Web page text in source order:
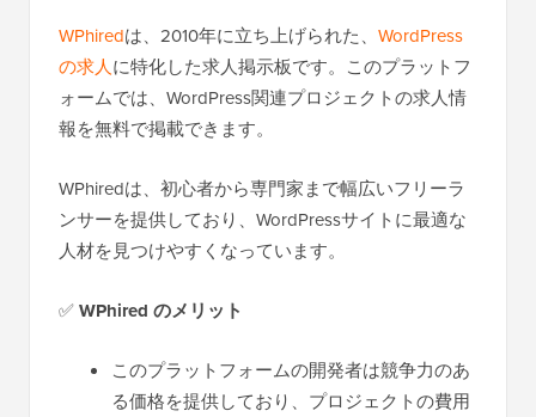
WPhiredは、2010年に立ち上げられた、 WordPress
の求人に特化した求人掲示板です。このプラットフ
ォームでは、WordPress関連プロジェクトの求人情
報を無料で掲載できます。
WPhiredは、初心者から専門家まで幅広いフリーラ
ンサーを提供しており、WordPressサイトに最適な
人材を見つけやすくなっています。
✅WPhired のメリット
このプラットフォームの開発者は競争力のあ
る価格を提供しており、プロジェクトの費用